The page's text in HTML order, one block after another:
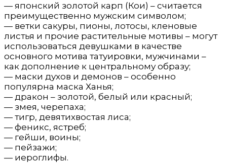
— японский золотой карп (Кои) – считается
преимущественно мужским символом;
— ветки сакуры, пионы, лотосы, кленовые
листья и прочие растительные мотивы – могут
использоваться девушками в качестве
основного мотива татуировки, мужчинами –
как дополнение к центральному образу;
— маски духов и демонов – особенно
популярна маска Ханья;
— дракон – золотой, белый или красный;
— змея, черепаха;
— тигр, девятихвостая лиса;
— феникс, ястреб;
— гейши, воины;
— пейзажи;
— иероглифы.